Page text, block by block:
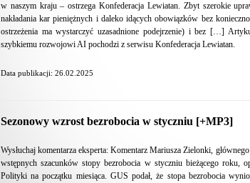
w naszym kraju – ostrzega Konfederacja Lewiatan. Zbyt szerokie
nakładania kar pieniężnych i daleko idących obowiązków bez
ostrzeżenia ma wystarczyć uzasadnione podejrzenie) i bez […]
szybkiemu rozwojowi AI pochodzi z serwisu Konfederacja Lewiatan.
Data publikacji: 26.02.2025
Sezonowy wzrost bezrobocia w styczniu [+MP3]
Wysłuchaj komentarza eksperta: Komentarz Mariusza Zielonki,
wstępnych szacunków stopy bezrobocia w styczniu bieżącego roku,
Polityki na początku miesiąca. GUS podał, że stopa bezrobocia